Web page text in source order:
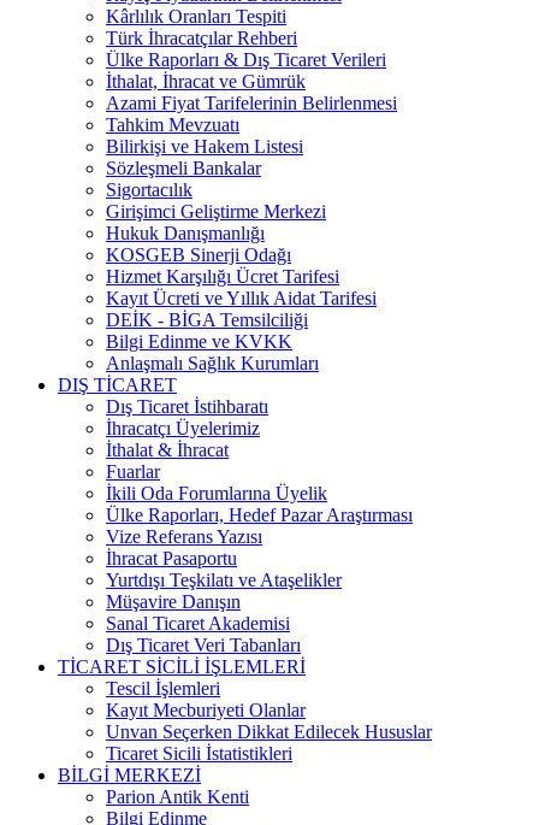
Kârlılık Oranları Tespiti
Türk İhracatçılar Rehberi
Ülke Raporları & Dış Ticaret Verileri
İthalat, İhracat ve Gümrük
Azami Fiyat Tarifelerinin Belirlenmesi
Tahkim Mevzuatı
Bilirkişi ve Hakem Listesi
Sözleşmeli Bankalar
Sigortacılık
Girişimci Geliştirme Merkezi
Hukuk Danışmanlığı
KOSGEB Sinerji Odağı
Hizmet Karşılığı Ücret Tarifesi
Kayıt Ücreti ve Yıllık Aidat Tarifesi
DEİK - BİGA Temsilciliği
Bilgi Edinme ve KVKK
Anlaşmalı Sağlık Kurumları
DIŞ TİCARET
Dış Ticaret İstihbaratı
İhracatçı Üyelerimiz
İthalat & İhracat
Fuarlar
İkili Oda Forumlarına Üyelik
Ülke Raporları, Hedef Pazar Araştırması
Vize Referans Yazısı
İhracat Pasaportu
Yurtdışı Teşkilatı ve Ataşelikler
Müşavire Danışın
Sanal Ticaret Akademisi
Dış Ticaret Veri Tabanları
TİCARET SİCİLİ İŞLEMLERİ
Tescil İşlemleri
Kayıt Mecburiyeti Olanlar
Unvan Seçerken Dikkat Edilecek Hususlar
Ticaret Sicili İstatistikleri
BİLGİ MERKEZİ
Parion Antik Kenti
Bilgi Edinme